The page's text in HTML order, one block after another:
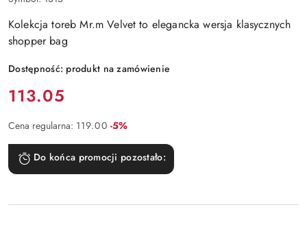
Kolekcja toreb Mr.m Velvet to elegancka wersja klasycznych
shopper bag
Dostępność: produkt na zamówienie
Cena:
113.05
Cena regularna: 119.00 Rabat:
-5%
Do końca promocji pozostało: